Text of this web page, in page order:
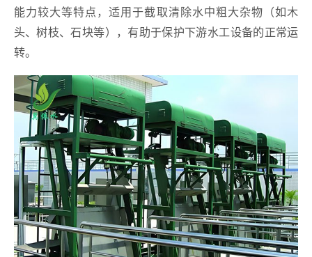
能力较大等特点，适用于截取清除水中粗大杂物（如木
头、树枝、石块等），有助于保护下游水工设备的正常运
转。